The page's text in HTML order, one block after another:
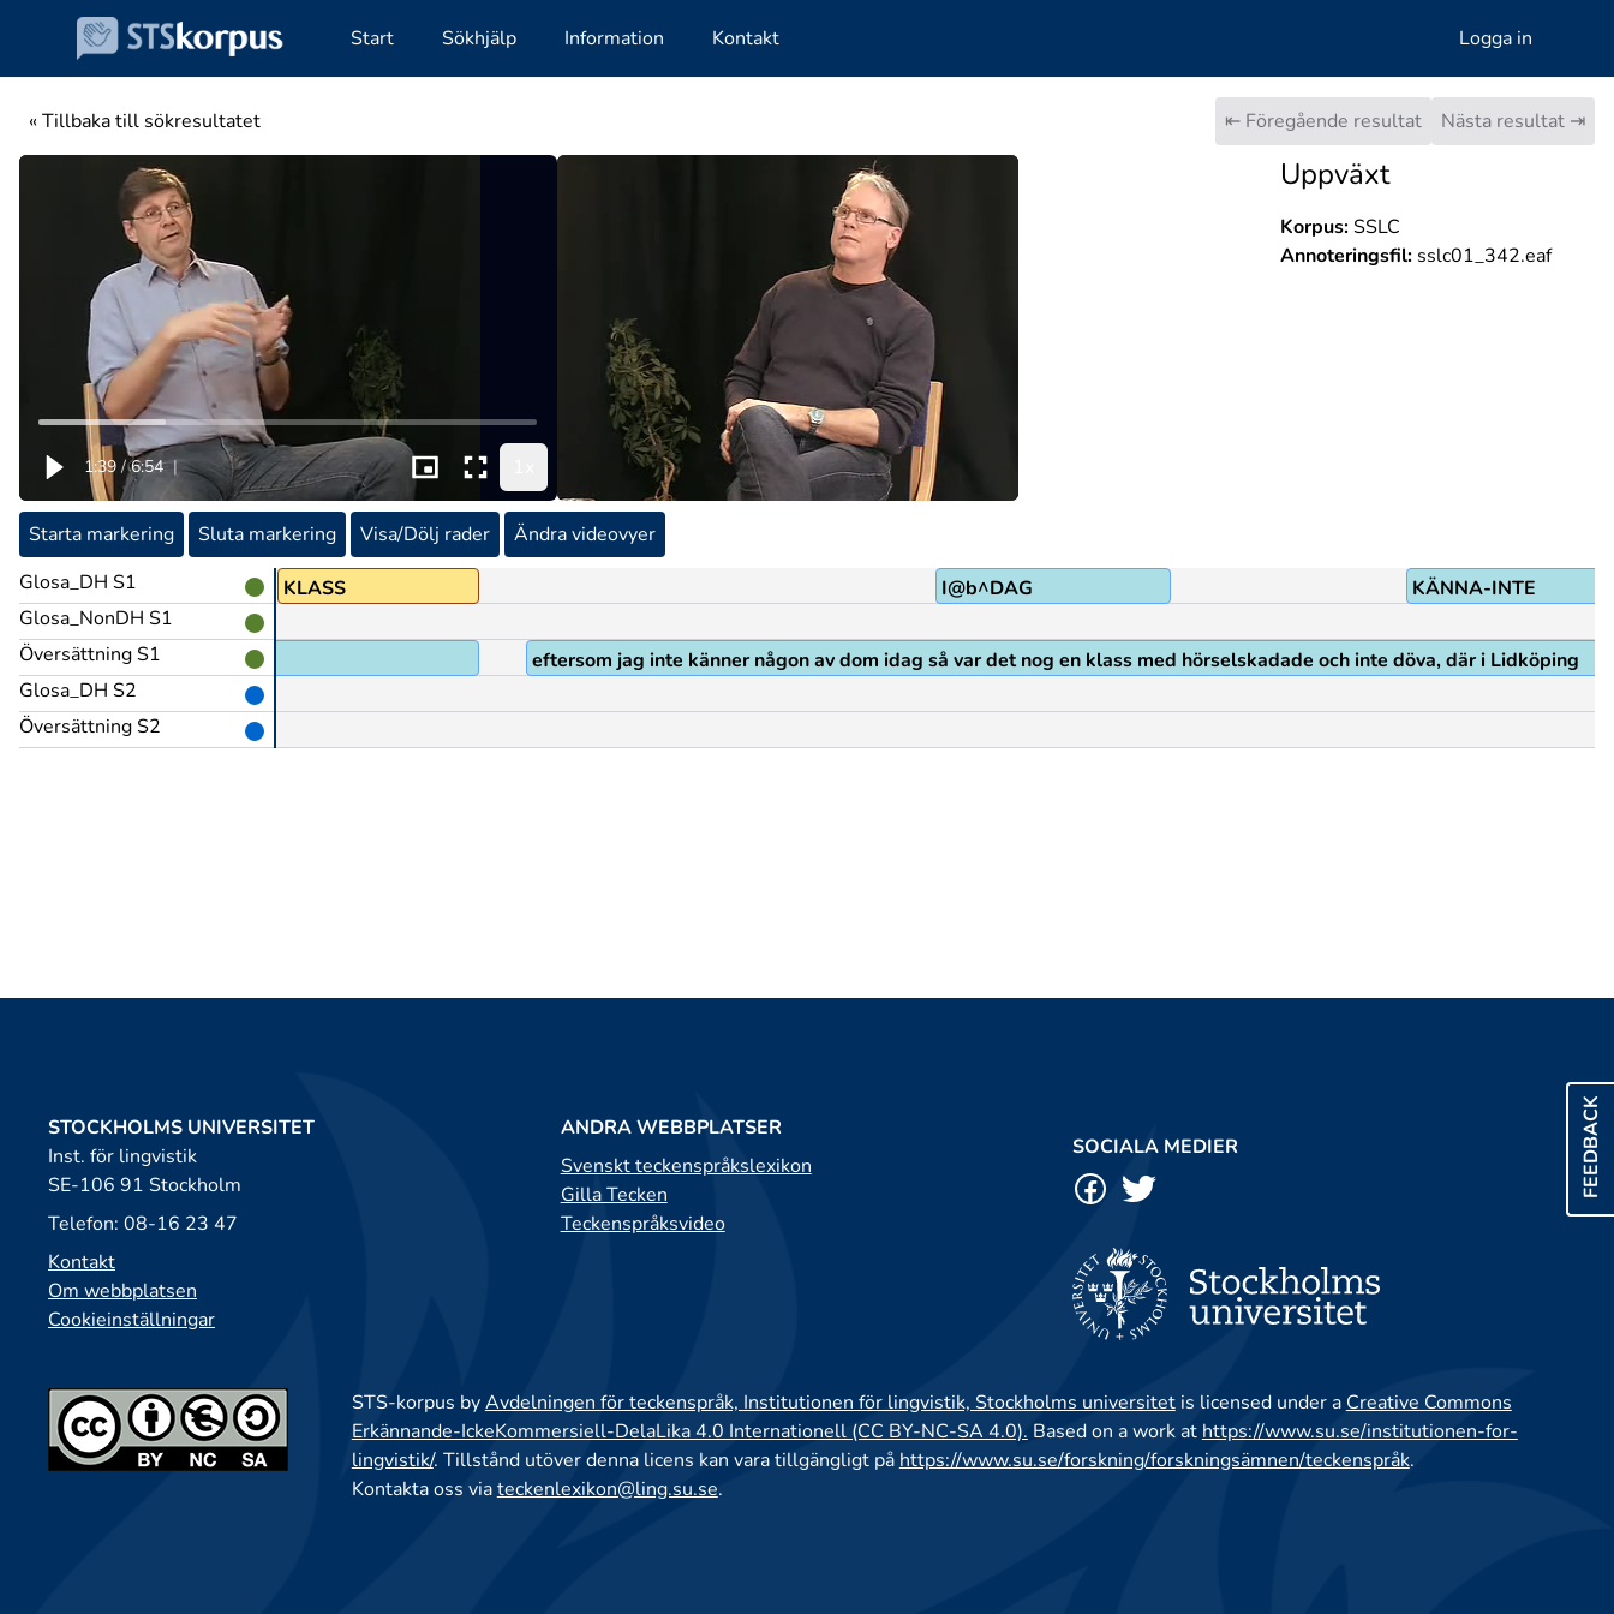
Start Sökhjälp Information Kontakt Logga in
« Tillbaka till sökresultatet ⇤ Föregående resultat Nästa resultat ⇥
1:39 / 6:54 |
Uppväxt
Korpus:SSLC
Annoteringsfil:sslc01_342.eaf
Starta markering Sluta markering Visa/Dölj rader
Ändra videovyer
Glosa_DH S1
Glosa_NonDH S1
Översättning S1
Glosa_DH S2
Översättning S2
KLASS I@b^DAG KÄNNA-INTE
eftersom jag inte känner någon av dom idag så var det nog en klass med hörselskadade och inte döva, där i Lidköping
FEEDBACK
STOCKHOLMS UNIVERSITET
Inst. för lingvistik
SE-106 91 Stockholm
Telefon: 08-16 23 47
Kontakt
Om webbplatsen
Cookieinställningar
ANDRA WEBBPLATSER
Svenskt teckenspråkslexikon
Gilla Tecken
Teckenspråksvideo
SOCIALA MEDIER
STS-korpus byAvdelningen för teckenspråk, Institutionen för lingvistik, Stockholms universitetis licensed under a Creative Commons
Erkännande-IckeKommersiell-DelaLika 4.0 Internationell (CC BY-NC-SA 4.0). Based on a work at https://www.su.se/institutionen-for-
lingvistik/. Tillstånd utöver denna licens kan vara tillgängligt på https://www.su.se/forskning/forskningsämnen/teckenspråk.
Kontakta oss viateckenlexikon@ling.su.se.